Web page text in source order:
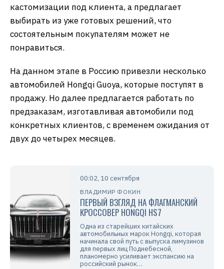
кастомизации под клиента, а предлагает
выбирать из уже готовых решений, что
состоятельным покупателям может не
понравиться.
На данном этапе в Россию привезли несколько
автомобилей Hongqi Guoya, которые поступят в
продажу. Но далее предлагается работать по
предзаказам, изготавливая автомобили под
конкретных клиентов, с временем ожидания от
двух до четырех месяцев.
00:02, 10 сентября
ВЛАДИМИР ФОКИН
ПЕРВЫЙ ВЗГЛЯД НА ФЛАГМАНСКИЙ
КРОССОВЕР HONGQI HS7
Одна из старейших китайских
автомобильных марок Hongqi, которая
начинала свой путь с выпуска лимузинов
для первых лиц Поднебесной,
планомерно усиливает экспансию на
российский рынок…